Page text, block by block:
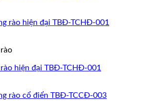
hiện đại TBĐ-TCHĐ-001